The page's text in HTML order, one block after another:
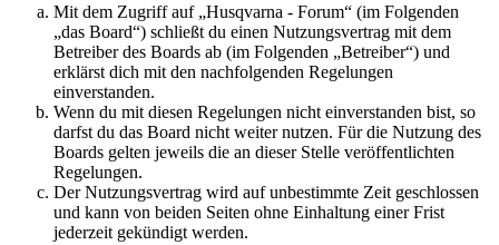
Mit dem Zugriff auf „Husqvarna - Forum“ (im Folgenden
„das Board“) schließt du einen Nutzungsvertrag mit dem
Betreiber des Boards ab (im Folgenden „Betreiber“) und
erklärst dich mit den nachfolgenden Regelungen
einverstanden.
Wenn du mit diesen Regelungen nicht einverstanden bist, so
darfst du das Board nicht weiter nutzen. Für die Nutzung des
Boards gelten jeweils die an dieser Stelle veröffentlichten
Regelungen.
Der Nutzungsvertrag wird auf unbestimmte Zeit geschlossen
und kann von beiden Seiten ohne Einhaltung einer Frist
jederzeit gekündigt werden.